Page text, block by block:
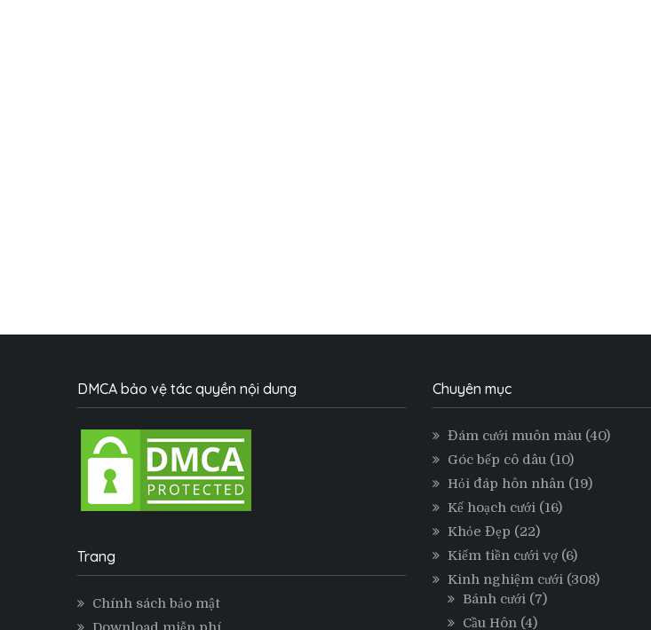
DMCA bảo vệ tác quyền nội dung
Trang
Chính sách bảo mật
Chuyên mục
Đám cưới muôn màu(40)
Góc bếp cô dâu(10)
Hỏi đáp hôn nhân(19)
Kế hoạch cưới(16)
Khỏe Đẹp (22)
Kiếm tiền cưới vợ(6)
Kinh nghiệm cưới(308)
Bánh cưới(7)
Cầu Hôn(4)